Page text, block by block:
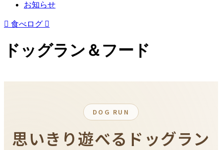
お知らせ
 食べログ 
ドッグラン＆フード
DOG RUN
思いきり遊べるドッグラン